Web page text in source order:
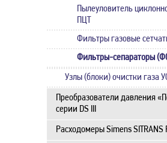
Пылеуловитель
ПЦТ
Фильтры газовые
Фильтры-сепараторы
Узлы (блоки) очистки газа
Преобразователи давления
серии DS III
Расходомеры Simens SITRANS